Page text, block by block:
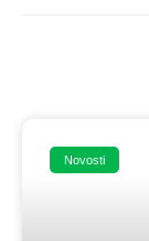
Novosti